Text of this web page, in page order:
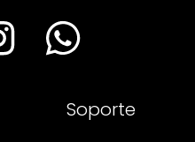
Soporte